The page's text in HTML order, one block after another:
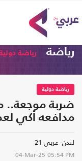
رياضة رياضة
رياضة دولية
ضربة موجعة..
مدافعه أكي
لندن- عربي 21
04-Mar-25 05:54 PM